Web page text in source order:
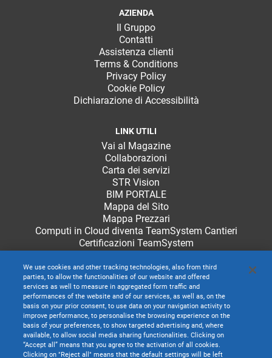
AZIENDA
Il Gruppo
Contatti
Assistenza clienti
Terms & Conditions
Privacy Policy
Cookie Policy
Dichiarazione di Accessibilità
LINK UTILI
Vai al Magazine
Collaborazioni
Carta dei servizi
STR Vision
BIM PORTALE
Mappa del Sito
Mappa Prezzari
Computi in Cloud diventa TeamSystem Cantieri
Certificazioni TeamSystem
We use cookies and other tracking technologies, also from third
parties, to allow the functionalities of our website and offered
services as well to measure in aggregated form traffic and
performances of the website and of our services, as well as, on the
basis on your prior consent, to use data on your navigation activity to
improve performance, to personalise the browsing experience on the
basis of your preferences, to show targeted advertising and, where
available, to allow social media sharing functionalities. Clicking on
“Accept all” means that you agree to the activation of all cookies.
Clicking on "Reject all" means that the default settings will be left